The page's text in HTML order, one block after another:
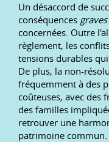
Un désaccord de
conséquences graves
concernées. Outre
règlement, les
tensions durables
De plus, la non-
fréquemment à des
coûteuses, avec des
des familles
retrouver une
patrimoine commun.